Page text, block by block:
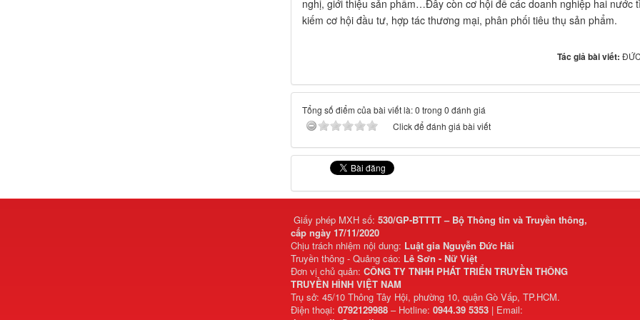
nghị, giới thiệu sản phẩm…Đây còn cơ hội để các doanh nghiệp hai nước
kiếm cơ hội đầu tư, hợp tác thương mại, phân phối tiêu thụ sản phẩm.
Tác giả bài viết:
Tổng số điểm của bài viết là: 0 trong 0 đánh giá
Click để đánh giá bài viết
Giấy phép MXH số: 530/GP-BTTTT – Bộ Thông tin và Truyền thông,
cấp ngày 17/11/2020
Chịu trách nhiệm nội dung: Luật gia Nguyễn Đức Hải
Truyền thông - Quảng cáo: Lê Sơn - Nữ Việt
Đơn vị chủ quản: CÔNG TY TNHH PHÁT TRIỂN TRUYỀN THÔNG
TRUYỀN HÌNH VIỆT NAM
Trụ sở: 45/10 Thông Tây Hội, phường 10, quận Gò Vấp, TP.HCM.
Điện thoại: 0792129988 – Hotline: 0944.39 5353 | Email: